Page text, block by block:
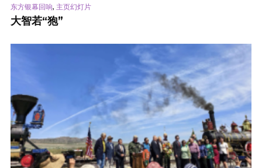
东方银幕回响, 主页幻灯片
大智若“狍”